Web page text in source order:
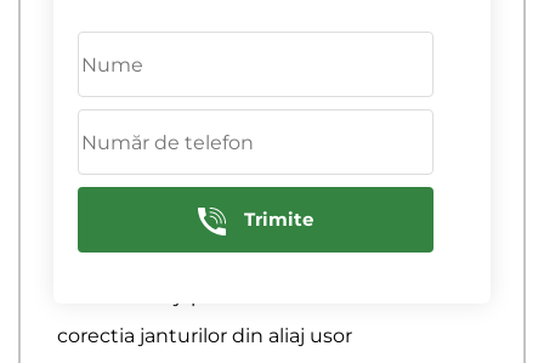
Inlocuire arborele cardanic
Inlocuire bucse starter
Inlocuire cablu frana de mana
Inlocuire disc de frana
Reparatia suspensiei
corectia janturilor din aliaj usor
Trimite